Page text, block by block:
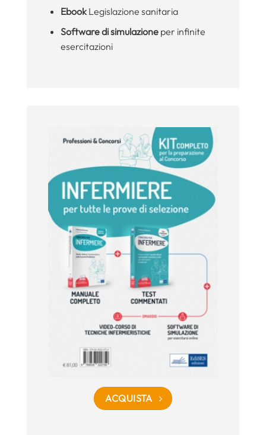
Ebook Legislazione sanitaria
Software di simulazioneper infinite
esercitazioni
ACQUISTA